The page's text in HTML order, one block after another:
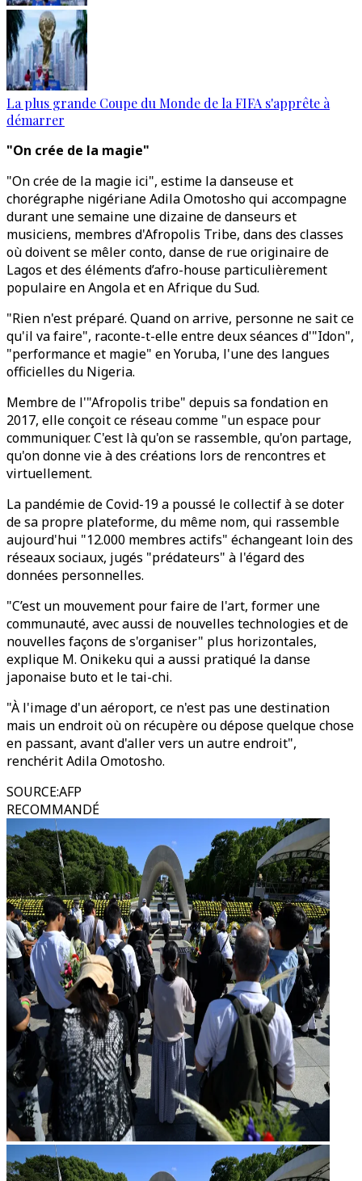
La plus grande Coupe du Monde de la FIFA s'apprête à
démarrer
"On crée de la magie"
"On crée de la magie ici", estime la danseuse et
chorégraphe nigériane Adila Omotosho qui accompagne
durant une semaine une dizaine de danseurs et
musiciens, membres d'Afropolis Tribe, dans des classes
où doivent se mêler conto, danse de rue originaire de
Lagos et des éléments d’afro-house particulièrement
populaire en Angola et en Afrique du Sud.
"Rien n'est préparé. Quand on arrive, personne ne sait ce
qu'il va faire", raconte-t-elle entre deux séances d'"Idon",
"performance et magie" en Yoruba, l'une des langues
officielles du Nigeria.
Membre de l'"Afropolis tribe" depuis sa fondation en
2017, elle conçoit ce réseau comme "un espace pour
communiquer. C'est là qu'on se rassemble, qu'on partage,
qu'on donne vie à des créations lors de rencontres et
virtuellement.
La pandémie de Covid-19 a poussé le collectif à se doter
de sa propre plateforme, du même nom, qui rassemble
aujourd'hui "12.000 membres actifs" échangeant loin des
réseaux sociaux, jugés "prédateurs" à l'égard des
données personnelles.
"C’est un mouvement pour faire de l'art, former une
communauté, avec aussi de nouvelles technologies et de
nouvelles façons de s'organiser" plus horizontales,
explique M. Onikeku qui a aussi pratiqué la danse
japonaise buto et le tai-chi.
"À l'image d'un aéroport, ce n'est pas une destination
mais un endroit où on récupère ou dépose quelque chose
en passant, avant d'aller vers un autre endroit",
renchérit Adila Omotosho.
SOURCE:AFP
RECOMMANDÉ